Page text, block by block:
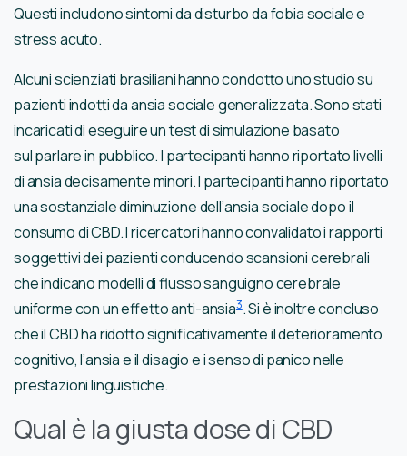
Questi includono sintomi da disturbo da fobia sociale e
stress acuto.
Alcuni scienziati brasiliani hanno condotto uno studio su
pazienti indotti da ansia sociale generalizzata. Sono stati
incaricati di eseguire un test di simulazione basato
sul parlare in pubblico. I partecipanti hanno riportato livelli
di ansia decisamente minori. I partecipanti hanno riportato
una sostanziale diminuzione dell’ansia sociale dopo il
consumo di CBD. I ricercatori hanno convalidato i rapporti
soggettivi dei pazienti conducendo scansioni cerebrali
che indicano modelli di flusso sanguigno cerebrale
uniforme con un effetto anti-ansia3. Si è inoltre concluso
che il CBD ha ridotto significativamente il deterioramento
cognitivo, l’ansia e il disagio e i senso di panico nelle
prestazioni linguistiche.
Qual è la giusta dose di CBD